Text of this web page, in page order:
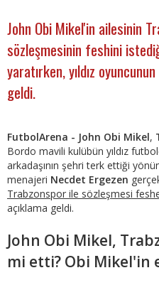
John Obi Mikel'in ailesinin
sözleşmesinin feshini
yaratırken, yıldız
geldi.
FutbolArena - John Obi Mikel,
Bordo mavili kulübün yıldız
arkadaşının şehri terk ettiği
menajeri Necdet Ergezen
Trabzonspor ile sözleşmesi
açıklama geldi.
John Obi Mikel,
mi etti? Obi Mikel'in